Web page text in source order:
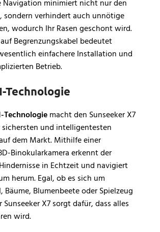
Navigation minimiert nicht nur den
sondern verhindert auch unnötige
wodurch Ihr Rasen geschont wird.
Begrenzungskabel bedeutet
einfachere Installation und
Betrieb.
Technologie
Technologiemacht den Sunseeker X7
sichersten und intelligentesten
dem Markt. Mithilfe einer
Binokularkamera erkennt der
in Echtzeit und navigiert
herum. Egal, ob es sich um
Bäume, Blumenbeete oder Spielzeug
X7 sorgt dafür, dass alles
wird.